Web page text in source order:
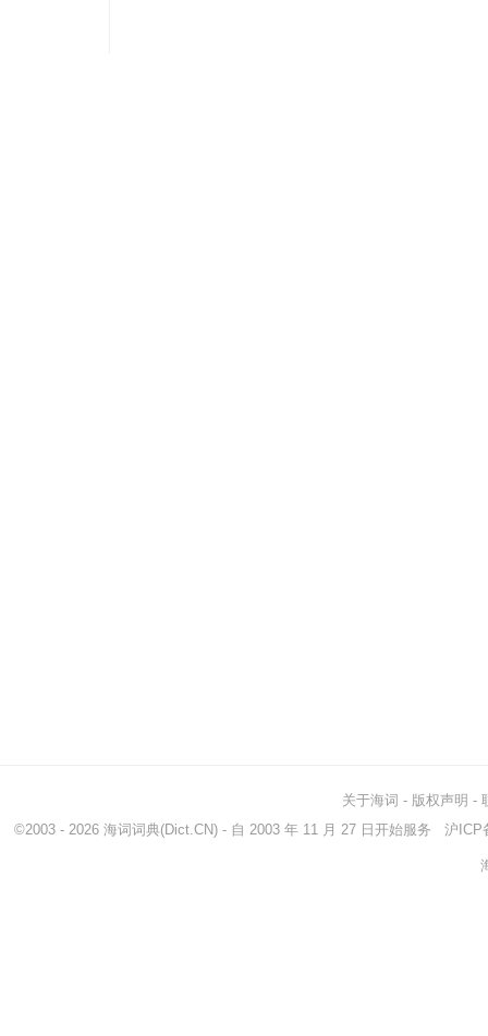
关于海词 - 版权声明 -
©2003 - 2026 海词词典(Dict.CN) - 自 2003 年 11 月 27 日开始服务 沪ICP